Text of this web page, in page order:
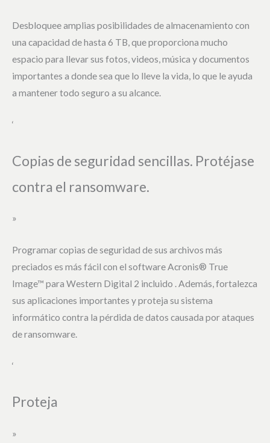
Desbloquee amplias posibilidades de almacenamiento con
una capacidad de hasta 6 TB, que proporciona mucho
espacio para llevar sus fotos, videos, música y documentos
importantes a donde sea que lo lleve la vida, lo que le ayuda
a mantener todo seguro a su alcance.
‘
Copias de seguridad sencillas. Protéjase
contra el ransomware.
»
Programar copias de seguridad de sus archivos más
preciados es más fácil con el software Acronis® True
Image™ para Western Digital 2 incluido . Además, fortalezca
sus aplicaciones importantes y proteja su sistema
informático contra la pérdida de datos causada por ataques
de ransomware.
‘
Proteja
»